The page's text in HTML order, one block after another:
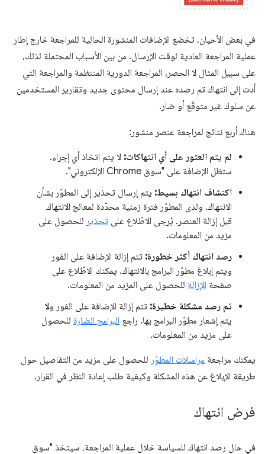
في بعض الأحيان، تخضع الإضافات المنشورة الحالية للمراجعة خارج إطار
عملية المراجعة العادية لوقت الإرسال. من بين الأسباب المحتملة لذلك،
على سبيل المثال لا الحصر، المراجعة الدورية المنتظمة والمراجعة التي
أدت إلى انتهاك تم رصده عند إرسال محتوى جديد وتقارير المستخدمين
عن سلوك غير متوقّع أو ضار.
هناك أربع نتائج لمراجعة عنصر منشور:
لم يتم العثور على أي انتهاكات: لا يتم اتخاذ أي إجراء.
ستظل الإضافة على "سوق Chrome الإلكتروني".
اكتشاف انتهاك بسيط: يتم إرسال تحذير إلى المطوّر بشأن
الانتهاك. ولدى المطوّر فترة زمنية محدّدة لمعالج الانتهاك
قبل إزالة العنصر. يُرجى الاطّلاع على تحذير للحصول على
مزيد من المعلومات.
رصد انتهاك أكثر خطورة: تتم إزالة الإضافة على الفور
ويتم إبلاغ مطوّر البرامج بالانتهاك. يمكنك الاطّلاع على
صفحة الإزالة للحصول على المزيد من المعلومات.
تم رصد مشكلة خطيرة: تتم إزالة الإضافة على الفور ولا
يتم إشعار مطوّر البرامج بها. راجع البرامج الضارة للحصول
على مزيد من المعلومات.
يمكنك مراجعة مراسلات المطوّر للحصول على مزيد من التفاصيل حول
طريقة الإبلاغ عن هذه المشكلة وكيفية طلب إعادة النظر في القرار.
فرض انتهاك
في حال رصد انتهاك للسياسة خلال عملية المراجعة، سيتخذ "سوق